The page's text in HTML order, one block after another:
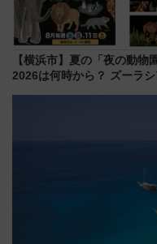
【横浜市】夏の「夜の動物園
2026は何時から？ ズーラシ